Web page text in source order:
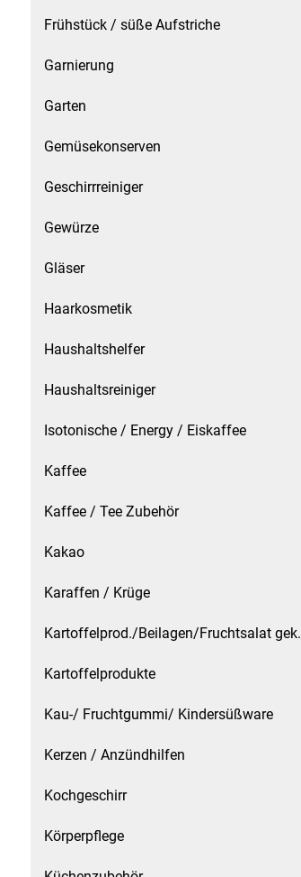
Papier / Hygiene
Patisserie
Pikante Snacks
Porzellan
Reis / Hülsenfrüchte
Salz
Sauergemüse
Schinken
Sirupe
Speck / Rohschinken
Spezialreiniger
Frühstück / süße Aufstriche
Garnierung
Garten
Gemüsekonserven
Geschirrreiniger
Gewürze
Gläser
Haarkosmetik
Haushaltshelfer
Haushaltsreiniger
Isotonische / Energy / Eiskaffee
Kaffee
Kaffee / Tee Zubehör
Kakao
Karaffen / Krüge
Kartoffelprod./Beilagen/Fruchtsalat gek.
Kartoffelprodukte
Kau-/ Fruchtgummi/ Kindersüßware
Kerzen / Anzündhilfen
Kochgeschirr
Körperpflege